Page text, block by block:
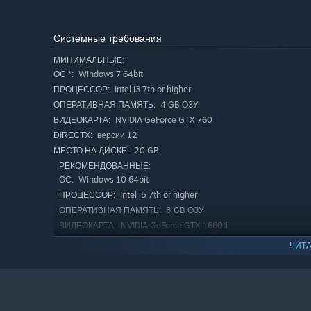
Системные требования
МИНИМАЛЬНЫЕ:
ОС *: Windows 7 64bit
ПРОЦЕССОР: Intel i3 7th or higher
ОПЕРАТИВНАЯ ПАМЯТЬ: 4 GB ОЗУ
ВИДЕОКАРТА: NVIDIA GeForce GTX 760
DIRECTX: версии 12
МЕСТО НА ДИСКЕ: 20 GB
РЕКОМЕНДОВАННЫЕ:
ОС: Windows 10 64bit
ПРОЦЕССОР: Intel i5 7th or higher
ОПЕРАТИВНАЯ ПАМЯТЬ: 8 GB ОЗУ
ВИДЕОКАРТА: NVIDIA GeForce GTX 1660ti